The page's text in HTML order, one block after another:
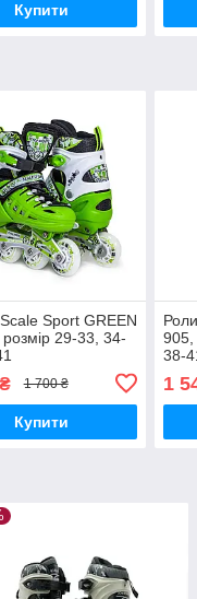
Купити
Sport GREEN
29-33, 34-
1 700 ₴
Купити
905,
38-
1